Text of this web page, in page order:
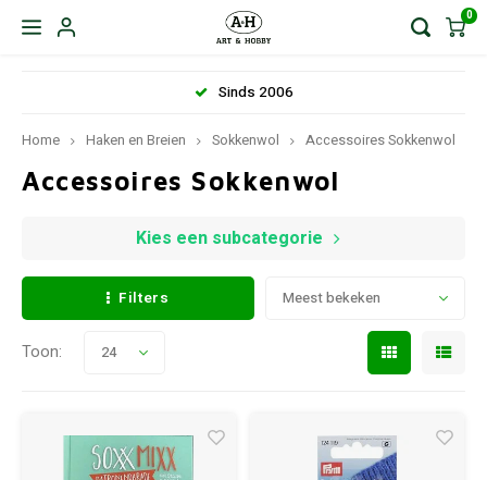
0
Sinds 2006
Home Haken en Breien Sokkenwol Accessoires Sokkenwol
Accessoires Sokkenwol
Kies een subcategorie
Filters Meest bekeken
Toon: 24